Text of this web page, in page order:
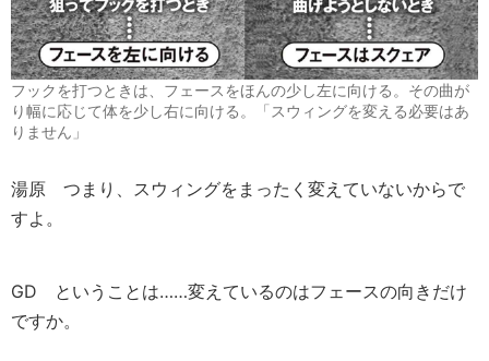
フックを打つときは、フェースをほんの少し左に向ける。その曲が
り幅に応じて体を少し右に向ける。「スウィングを変える必要はあ
りません」
湯原 つまり、スウィングをまったく変えていないからで
すよ。
GD ということは……変えているのはフェースの向きだけ
ですか。